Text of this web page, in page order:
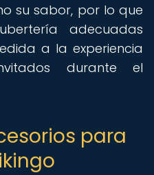
su sabor, por lo que
adecuadas
a la experiencia
durante el
para